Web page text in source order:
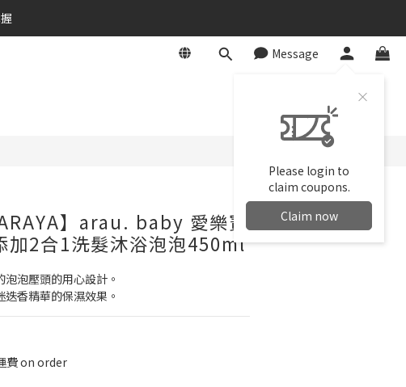
Message
Please login to
claim coupons.
Claim now
】arau. baby 愛樂寶
加2合1洗髮沐浴泡泡450ml
泡壓頭的用心設計。
香精華的保濕效果。
費 on order
BUY NOW